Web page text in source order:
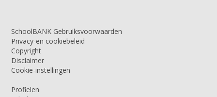
SchoolBANK Gebruiksvoorwaarden
Privacy-en cookiebeleid
Copyright
Disclaimer
Cookie-instellingen
Profielen